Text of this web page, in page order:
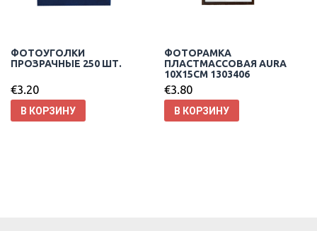
ФОТОУГОЛКИ
ПРОЗРАЧНЫЕ 250 ШТ.
€3.20
В КОРЗИНУ
ФОТОРАМКА
ПЛАСТМАССОВАЯ AURA
10X15CM 1303406
€3.80
В КОРЗИНУ